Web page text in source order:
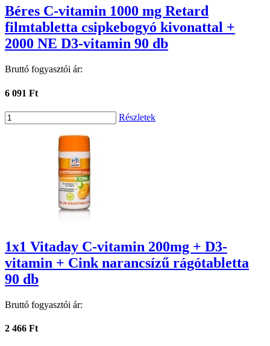
Béres C-vitamin 1000 mg Retard
filmtabletta csipkebogyó kivonattal +
2000 NE D3-vitamin 90 db
Bruttó fogyasztói ár:
6 091 Ft
Részletek
1x1 Vitaday C-vitamin 200mg + D3-
vitamin + Cink narancsízű rágótabletta
90 db
Bruttó fogyasztói ár:
2 466 Ft